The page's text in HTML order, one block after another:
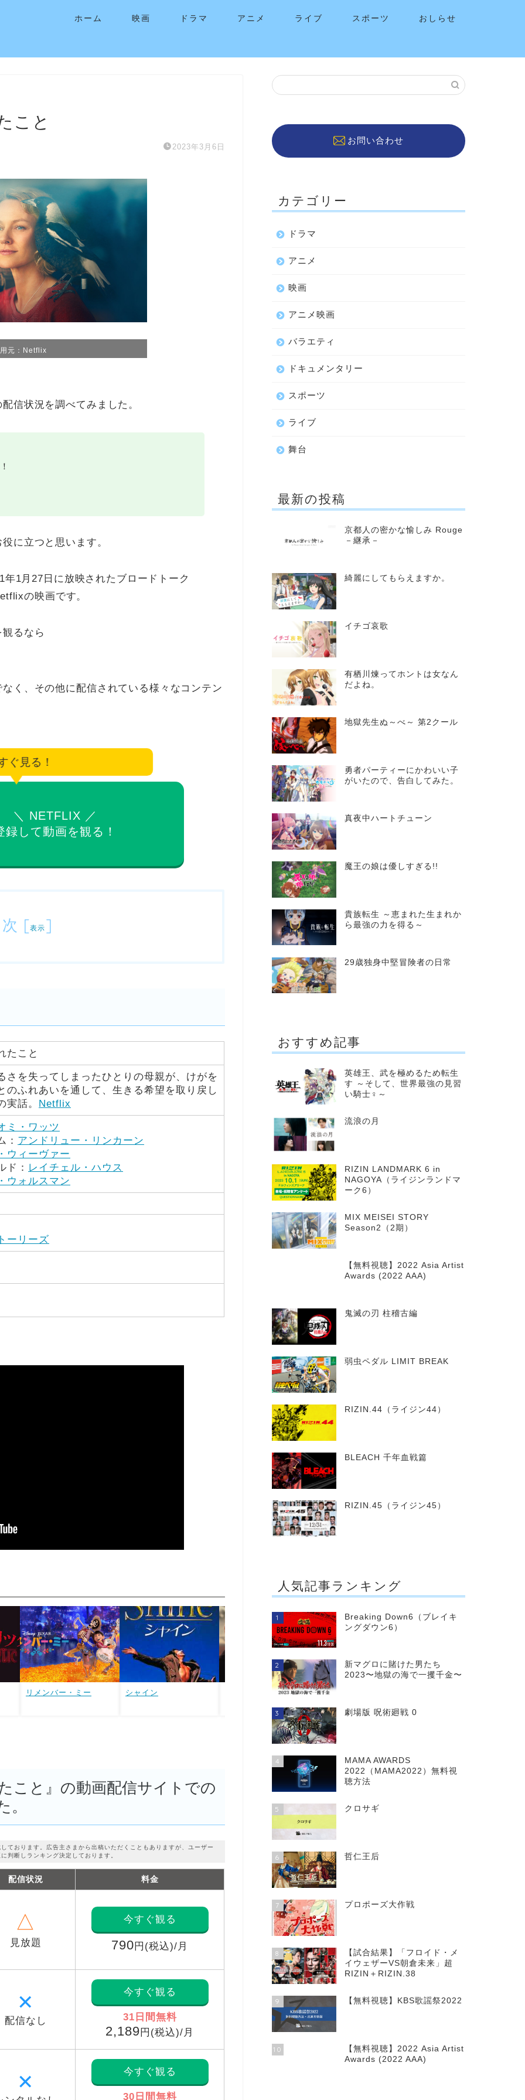
ホーム 映画 ドラマ アニメ ライブ スポーツ おしらせ
こと
2023年3月6日
元：Netflix
信状況を調べてみました。
に立つと思います。
1月27日に放映されたブロードトーク
の映画です。
るなら
く、その他に配信されている様々なコンテン
ぐ見る！
＼ NETFLIX ／
録して動画を観る！
[表示 ]
たこと
さを失ってしまったひとりの母親が、けがを
のふれあいを通して、生きる希望を取り戻し
実話。 Netflix
ミ・ワッツ
： アンドリュー・リンカーン
ウィーヴァー
ド： レイチェル・ハウス
ウォルスマン
ーリーズ
リメンバー・ミー シャイン ニトラム／NITRAM 華麗なるギャツビー
こと』の動画配信サイトでの
ております。広告主さまから出稿いただくこともありますが、ユーザー
判断しランキング決定しております。
配信状況 料金
△
見放題
今すぐ観る
790 円(税込)/月
✕
配信なし
今すぐ観る
31日間無料
2,189 円(税込)/月
✕ 今すぐ観る
30日間無料
お問い合わせ
カテゴリー
ドラマ
アニメ
映画
アニメ映画
バラエティ
ドキュメンタリー
スポーツ
ライブ
舞台
最新の投稿
京都人の密かな愉しみ Rouge
－継承－
綺麗にしてもらえますか。
イチゴ哀歌
有栖川煉ってホントは女なん
だよね。
地獄先生ぬ～べ～ 第2クール
勇者パーティーにかわいい子
がいたので、告白してみた。
真夜中ハートチューン
魔王の娘は優しすぎる!!
貴族転生 ～恵まれた生まれか
ら最強の力を得る～
29歳独身中堅冒険者の日常
おすすめ記事
英雄王、武を極めるため転生
す ～そして、世界最強の見習
い騎士♀～
流浪の月
RIZIN LANDMARK 6 in
NAGOYA（ライジンランドマ
ーク6）
MIX MEISEI STORY
Season2（2期）
【無料視聴】2022 Asia Artist
Awards (2022 AAA)
鬼滅の刃 柱稽古編
弱虫ペダル LIMIT BREAK
RIZIN.44（ライジン44）
BLEACH 千年血戦篇
RIZIN.45（ライジン45）
人気記事ランキング
1
Breaking Down6（ブレイキ
ングダウン6）
2
新マグロに賭けた男たち
2023〜地獄の海で一攫千金〜
3 劇場版 呪術廻戦 0
4
MAMA AWARDS
2022（MAMA2022）無料視
聴方法
5 クロサギ
6 哲仁王后
7 プロポーズ大作戦
8
【試合結果】「フロイド・メ
イウェザーVS朝倉未来」超
RIZIN＋RIZIN.38
9 【無料視聴】KBS歌謡祭2022
10
【無料視聴】2022 Asia Artist
Awards (2022 AAA)